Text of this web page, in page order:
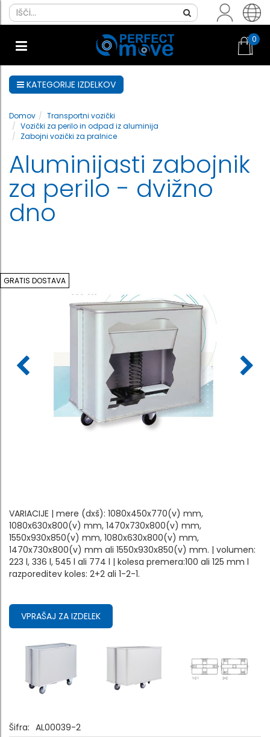
0
KATEGORIJE IZDELKOV
Domov
Transportni vozički
Vozički za perilo in odpad iz aluminija
Zabojni vozički za pralnice
Aluminijasti zabojnik
za perilo - dvižno
dno
GRATIS DOSTAVA
VARIACIJE | mere (dxš): 1080x450x770(v) mm,
1080x630x800(v) mm, 1470x730x800(v) mm,
1550x930x850(v) mm, 1080x630x800(v) mm,
1470x730x800(v) mm ali 1550x930x850(v) mm. | volumen:
223 l, 336 l, 545 l ali 774 l | kolesa premera:100 ali 125 mm l
razporeditev koles: 2+2 ali 1-2-1.
VPRAŠAJ ZA IZDELEK
Šifra: AL00039-2